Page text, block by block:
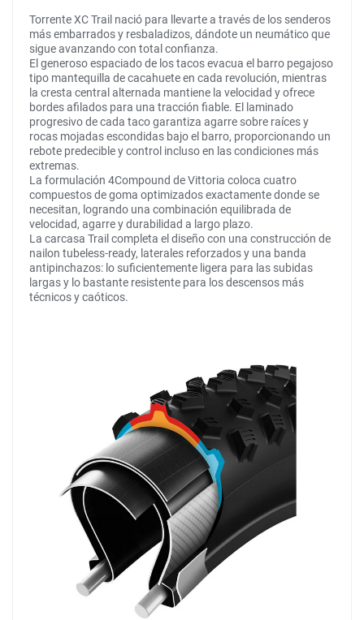
Torrente XC Trail nació para llevarte a través de los senderos
más embarrados y resbaladizos, dándote un neumático que
sigue avanzando con total confianza.
El generoso espaciado de los tacos evacua el barro pegajoso
tipo mantequilla de cacahuete en cada revolución, mientras
la cresta central alternada mantiene la velocidad y ofrece
bordes afilados para una tracción fiable. El laminado
progresivo de cada taco garantiza agarre sobre raíces y
rocas mojadas escondidas bajo el barro, proporcionando un
rebote predecible y control incluso en las condiciones más
extremas.
La formulación 4Compound de Vittoria coloca cuatro
compuestos de goma optimizados exactamente donde se
necesitan, logrando una combinación equilibrada de
velocidad, agarre y durabilidad a largo plazo.
La carcasa Trail completa el diseño con una construcción de
nailon tubeless-ready, laterales reforzados y una banda
antipinchazos: lo suficientemente ligera para las subidas
largas y lo bastante resistente para los descensos más
técnicos y caóticos.